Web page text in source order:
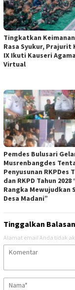
Tingkatkan
Rasa Syukur, Prajurit
IX Ikuti Kauseri
Virtual
Pemdes Bulusari
Musrenbangdes
Penyusunan RKPDes
dan RKPD Tahun 2028
Rangka Mewujudkan
Desa Madani”
Tinggalkan Balasan
Alamat email Anda tidak